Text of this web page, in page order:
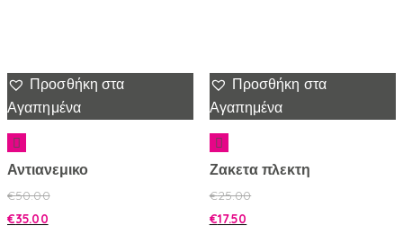
Προσθήκη στα
Αγαπημένα
Αντιανεμικο
€50.00
€35.00
Προσθήκη στα
Αγαπημένα
Ζακετα πλεκτη
€25.00
€17.50